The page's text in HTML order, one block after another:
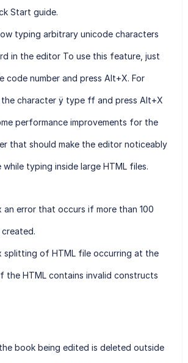
Start guide.
typing arbitrary unicode characters
in the editor To use this feature, just
code number and press Alt+X. For
character ÿ type ff and press Alt+X
performance improvements for the
that should make the editor noticeably
while typing inside large HTML files.
an error that occurs if more than 100
splitting of HTML file occurring at the
the HTML contains invalid constructs
book being edited is deleted outside